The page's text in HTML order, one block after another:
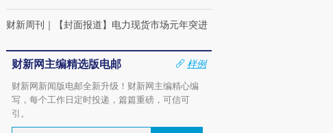
财新周刊 ｜ 【封面报道】电力现货市场元年突进
财新网主编精选版电邮
样例
财新网新闻版电邮全新升级！财新网主编精心编
写，每个工作日定时投递，篇篇重磅，可信可
引。